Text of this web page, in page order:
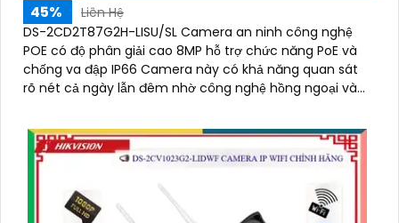
45%
Liên Hệ
DS-2CD2T87G2H-LISU/SL Camera an ninh công nghệ
POE có độ phân giải cao 8MP hỗ trợ chức năng PoE và
chống va đập IP66 Camera này có khả năng quan sát
rõ nét cả ngày lẫn đêm nhờ công nghệ hồng ngoại và